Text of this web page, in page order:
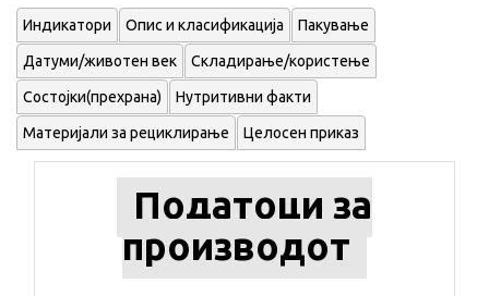
Индикатори Опис и класификација Пакување
Датуми/животен век Складирање/користење
Состојки(прехрана) Нутритивни факти
Материјали за рециклирање Целосен приказ
Податоци за
производот